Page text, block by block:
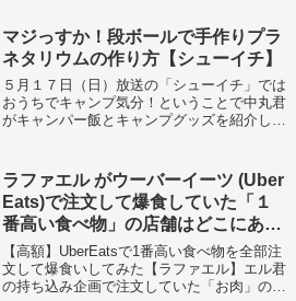
マジっすか！段ボールで手作りプラ
ネタリウムの作り方【シューイチ】
５月１７日（日）放送の「シューイチ」では
おうちでキャンプ気分！ということで中丸君
がキャンパー飯とキャンプグッズを紹介して
ラファエル がウーバーイーツ (Uber
Eats)で注文して爆食していた「１
番高い食べ物」の店舗はどこにあ
る？〜お肉編〜
【高額】UberEatsで1番高い食べ物を全部注
文して爆食いしてみた【ラファエル】エル君
の持ち込み企画で注文していた「お肉」の店